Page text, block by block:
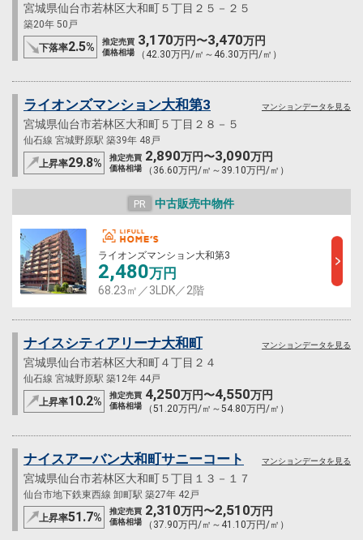
宮城県仙台市若林区大和町５丁目２５－２５
築20年 50戸
下落率2.5%
推定売買
価格相場
3,170万円〜3,470万円
（42.30万円/㎡～46.30万円/㎡）
ライオンズマンション大和第3
宮城県仙台市若林区大和町５丁目２８－５
仙石線 宮城野原駅 築39年 48戸
上昇率29.8%
推定売買
価格相場
2,890万円〜3,090万円
（36.60万円/㎡～39.10万円/㎡）
マンションデータを見る
PR 中古販売中物件
ライオンズマンション大和第3
2,480万円
68.23㎡／3LDK／2階
ナイスシティアリーナ大和町
宮城県仙台市若林区大和町４丁目２４
仙石線 宮城野原駅 築12年 44戸
上昇率10.2%
推定売買
価格相場
4,250万円〜4,550万円
（51.20万円/㎡～54.80万円/㎡）
マンションデータを見る
ナイスアーバン大和町サニーコート
宮城県仙台市若林区大和町５丁目１３－１７
仙台市地下鉄東西線 卸町駅 築27年 42戸
上昇率51.7%
推定売買
価格相場
2,310万円〜2,510万円
（37.90万円/㎡～41.10万円/㎡）
マンションデータを見る